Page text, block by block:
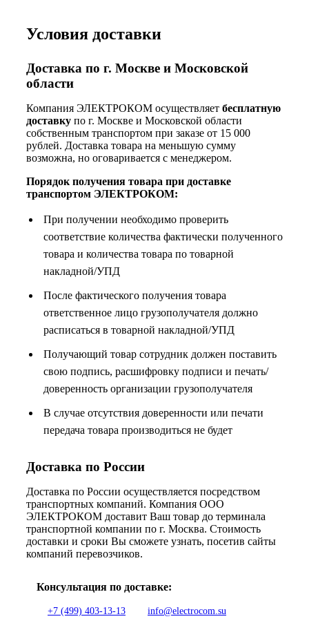
Условия доставки
Доставка по г. Москве и Московской
области
Компания ЭЛЕКТРОКОМ осуществляет бесплатную
доставку по г. Москве и Московской области
собственным транспортом при заказе от 15 000
рублей. Доставка товара на меньшую сумму
возможна, но оговаривается с менеджером.
Порядок получения товара при доставке
транспортом ЭЛЕКТРОКОМ:
При получении необходимо проверить
соответствие количества фактически полученного
товара и количества товара по товарной
накладной/УПД
После фактического получения товара
ответственное лицо грузополучателя должно
расписаться в товарной накладной/УПД
Получающий товар сотрудник должен поставить
свою подпись, расшифровку подписи и печать/
доверенность организации грузополучателя
В случае отсутствия доверенности или печати
передача товара производиться не будет
Доставка по России
Доставка по России осуществляется посредством
транспортных компаний. Компания ООО
ЭЛЕКТРОКОМ доставит Ваш товар до терминала
транспортной компании по г. Москва. Стоимость
доставки и сроки Вы сможете узнать, посетив сайты
компаний перевозчиков.
Консультация по доставке:
+7 (499) 403-13-13 info@electrocom.su